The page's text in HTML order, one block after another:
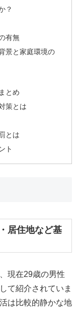
？
有無
景と家庭環境の
とめ
策とは
とは
ト
居住地など基
現在29歳の男性
て紹介されていま
は比較的静かな地